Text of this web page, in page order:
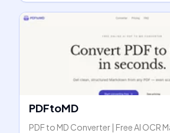
PDFtoMD
PDF to MD Converter | Free AI OCR